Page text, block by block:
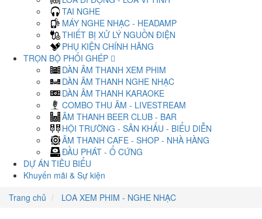
TAI NGHE
MÁY NGHE NHẠC - HEADAMP
THIẾT BỊ XỬ LÝ NGUỒN ĐIỆN
PHỤ KIỆN CHÍNH HÃNG
TRỌN BỘ PHỐI GHÉP
DÀN ÂM THANH XEM PHIM
DÀN ÂM THANH NGHE NHẠC
DÀN ÂM THANH KARAOKE
COMBO THU ÂM - LIVESTREAM
ÂM THANH BEER CLUB - BAR
HỘI TRƯỜNG - SÂN KHẤU - BIỂU DIỄN
ÂM THANH CAFE - SHOP - NHÀ HÀNG
ĐẦU PHÁT - Ổ CỨNG
DỰ ÁN TIÊU BIỂU
Khuyến mãi & Sự kiện
Trang chủ
LOA XEM PHIM - NGHE NHẠC